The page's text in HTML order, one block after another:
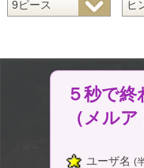
５秒で
（メルア
ユーザ名 (